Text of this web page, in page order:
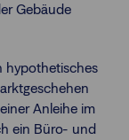
Gebäude
hypothetisches
Anleihe im
ein Büro- und